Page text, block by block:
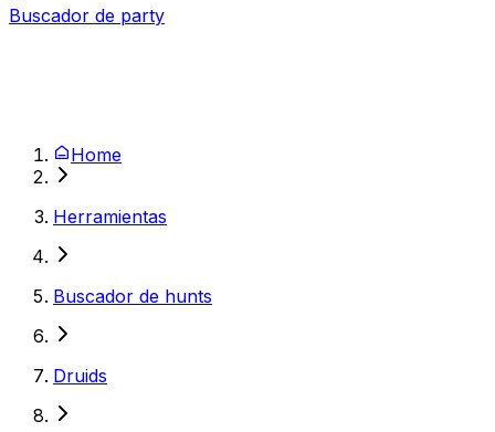
Buscador de party
Home
Herramientas
Buscador de hunts
Druids